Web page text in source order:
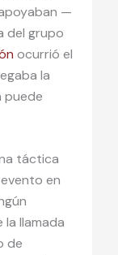
—
del grupo
ocurrió el
la
puede
táctica
en
llamada
de